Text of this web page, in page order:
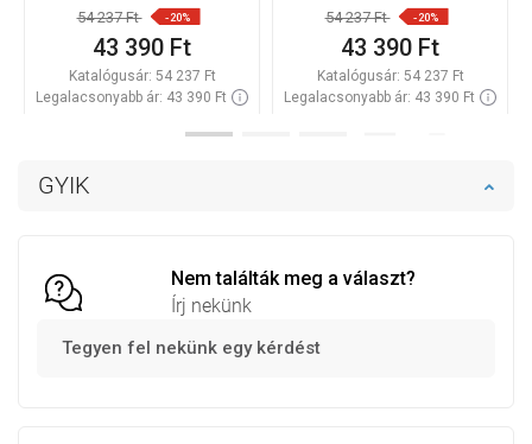
GYIK
Nem találták meg a választ?
Írj nekünk
Tegyen fel nekünk egy kérdést
20
54 237 Ft -20%
43 390 Ft
Katalógusár: 54 237 Ft
Legalacsonyabb ár: 43 390 Ft
54 237 Ft -20%
43 390 Ft
Katalógusár: 54 237 Ft
Legalacsonyabb ár: 43 390 Ft